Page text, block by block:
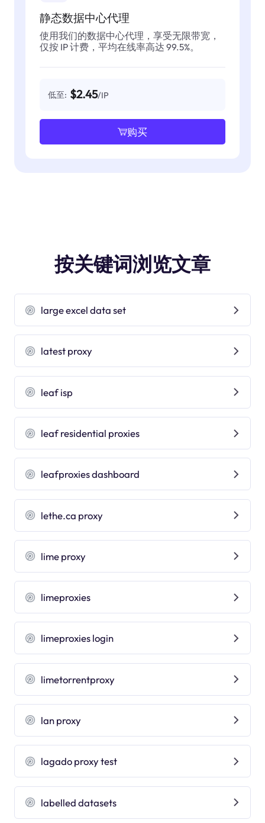
静态数据中心代理
使用我们的数据中心代理，享受无限带宽，
仅按 IP 计费，平均在线率高达 99.5%。
低至: $2.45/IP
购买
按关键词浏览文章
large excel data set
latest proxy
leaf isp
leaf residential proxies
leafproxies dashboard
lethe.ca proxy
lime proxy
limeproxies
limeproxies login
limetorrentproxy
lan proxy
lagado proxy test
labelled datasets